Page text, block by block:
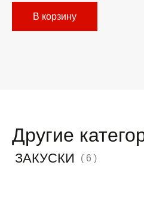
В корзину
Другие
ЗАКУСКИ ( 6 )